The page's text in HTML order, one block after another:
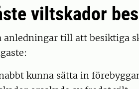
viltskador
anledningar till att besiktiga
kunna sätta in